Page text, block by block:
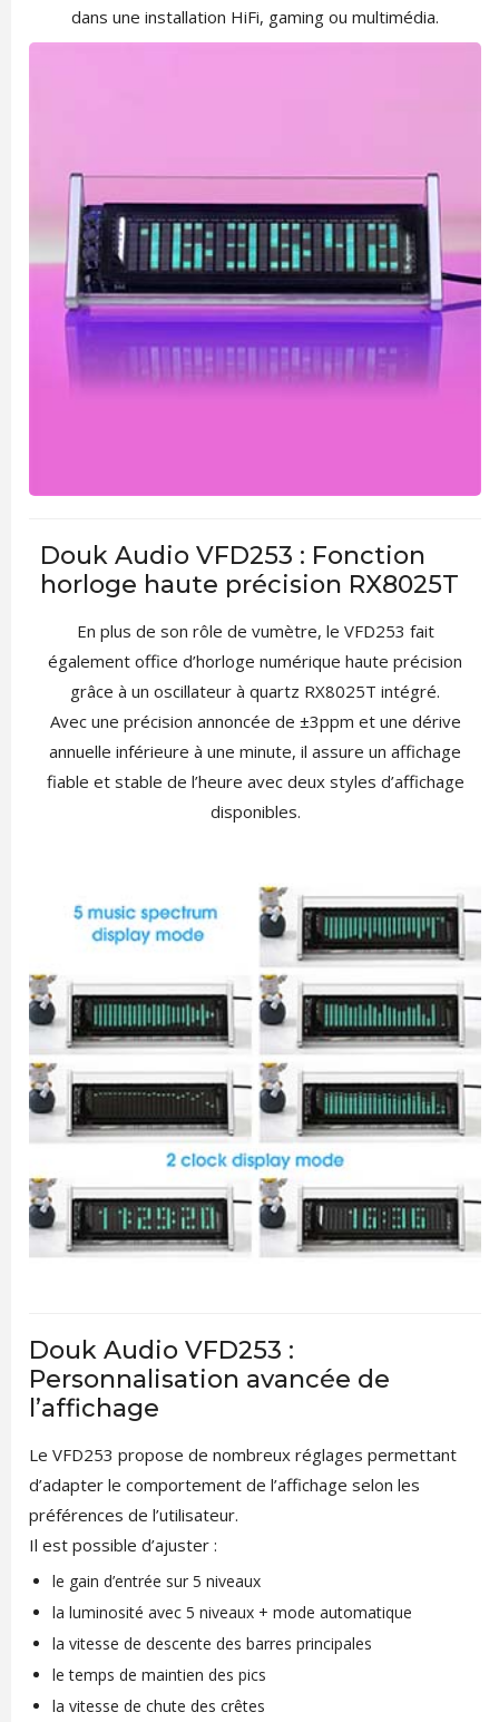
dans une installation HiFi, gaming ou multimédia.
Douk Audio VFD253 : Fonction
horloge haute précision RX8025T
En plus de son rôle de vumètre, le VFD253 fait
également office d’horloge numérique haute précision
grâce à un oscillateur à quartz RX8025T intégré.
Avec une précision annoncée de ±3ppm et une dérive
annuelle inférieure à une minute, il assure un affichage
fiable et stable de l’heure avec deux styles d’affichage
disponibles.
Douk Audio VFD253 :
Personnalisation avancée de
l’affichage
Le VFD253 propose de nombreux réglages permettant
d’adapter le comportement de l’affichage selon les
préférences de l’utilisateur.
Il est possible d’ajuster :
le gain d’entrée sur 5 niveaux
la luminosité avec 5 niveaux + mode automatique
la vitesse de descente des barres principales
le temps de maintien des pics
la vitesse de chute des crêtes